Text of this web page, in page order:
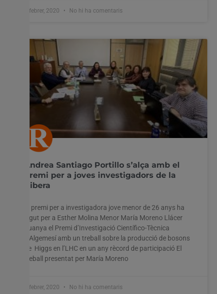
4 febrer, 2020 No hi ha comentaris
Andrea Santiago Portillo s’alça amb el
premi per a joves investigadors de la
Ribera
El premi per a investigadora jove menor de 26 anys ha
sigut per a Esther Molina Menor María Moreno Llácer
guanya el Premi d’Investigació Científico-Tècnica
d’Algemesí amb un treball sobre la producció de bosons
de Higgs en l’LHC en un any rècord de participació El
treball presentat per María Moreno
4 febrer, 2020 No hi ha comentaris